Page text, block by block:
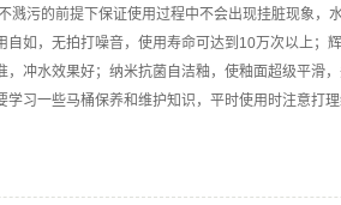
溅污的前提下保证使用过程中不会出现挂脏现象，
如，无拍打噪音，使用寿命可达到10万次以上；
冲水效果好；纳米抗菌自洁釉，使釉面超级平滑，
学习一些马桶保养和维护知识，平时使用时注意打